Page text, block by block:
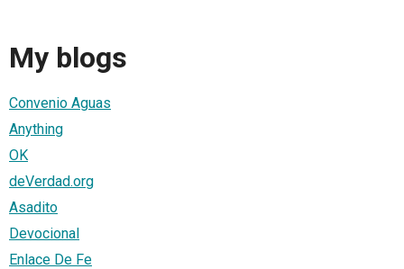
My blogs
Convenio Aguas
Anything
OK
deVerdad.org
Asadito
Devocional
Enlace De Fe